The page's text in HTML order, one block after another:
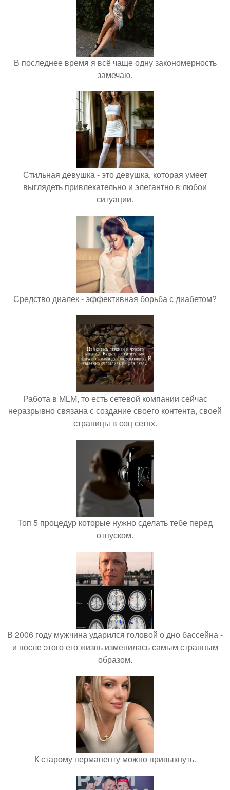
В последнее время я всё чаще одну закономерность
замечаю.
Стильная девушка - это девушка, которая умеет
выглядеть привлекательно и элегантно в любои
ситуации.
Средство диалек - эффективная борьба с диабетом?
Работа в MLM, то есть сетевой компании сейчас
неразрывно связана с создание своего контента, своей
страницы в соц сетях.
Топ 5 процедур которые нужно сделать тебе перед
отпуском.
В 2006 году мужчина ударился головой о дно бассейна -
и после этого его жизнь изменилась самым странным
образом.
К старому перманенту можно привыкнуть.